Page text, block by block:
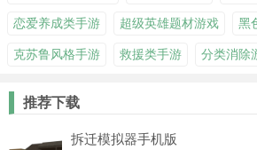
恋爱养成类手游 超级英雄题材游戏 黑
克苏鲁风格手游 救援类手游 分类消除
推荐下载
拆迁模拟器手机版